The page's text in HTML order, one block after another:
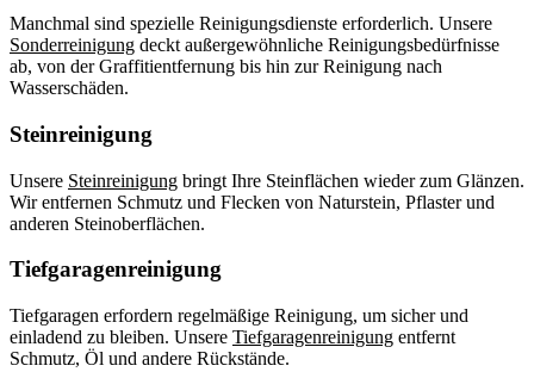
Manchmal sind spezielle Reinigungsdienste erforderlich. Unsere
Sonderreinigung deckt außergewöhnliche Reinigungsbedürfnisse
ab, von der Graffitientfernung bis hin zur Reinigung nach
Wasserschäden.
Steinreinigung
Unsere Steinreinigung bringt Ihre Steinflächen wieder zum Glänzen.
Wir entfernen Schmutz und Flecken von Naturstein, Pflaster und
anderen Steinoberflächen.
Tiefgaragenreinigung
Tiefgaragen erfordern regelmäßige Reinigung, um sicher und
einladend zu bleiben. Unsere Tiefgaragenreinigung entfernt
Schmutz, Öl und andere Rückstände.